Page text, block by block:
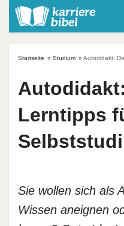
Startseite » Studium » Autodidakt:
Lerntipps
Sie wollen sich als
Wissen aneignen